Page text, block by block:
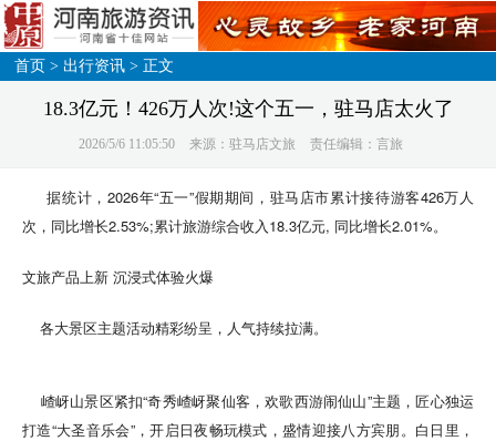
首页 >出行资讯 > 正文
18.3亿元！426万人次!这个五一，驻马店太火了
2026/5/6 11:05:50 来源：驻马店文旅 责任编辑：言旅
据统计，2026年“五一”假期期间，驻马店市累计接待游客426万人
次，同比增长2.53%;累计旅游综合收入18.3亿元, 同比增长2.01%。
文旅产品上新 沉浸式体验火爆
各大景区主题活动精彩纷呈，人气持续拉满。
嵖岈山景区紧扣“奇秀嵖岈聚仙客，欢歌西游闹仙山”主题，匠心独运
打造“大圣音乐会”，开启日夜畅玩模式，盛情迎接八方宾朋。白日里，